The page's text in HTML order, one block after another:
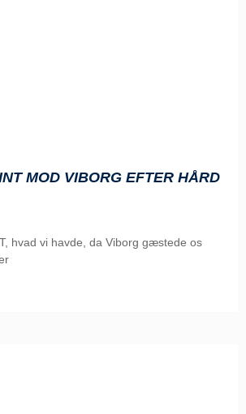
MOD VIBORG EFTER HÅRD
hvad vi havde, da Viborg gæstede os